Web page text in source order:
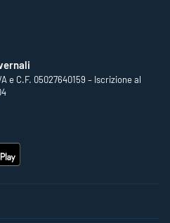
e C.F. 05027640159 – Iscrizione al